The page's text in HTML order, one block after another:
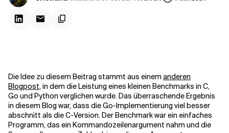
Die Idee zu diesem Beitrag stammt aus einem anderen
Blogpost, in dem die Leistung eines kleinen Benchmarks in C,
Go und Python verglichen wurde. Das überraschende Ergebnis
in diesem Blog war, dass die Go-Implementierung viel besser
abschnitt als die C-Version. Der Benchmark war ein einfaches
Programm, das ein Kommandozeilenargument nahm und die